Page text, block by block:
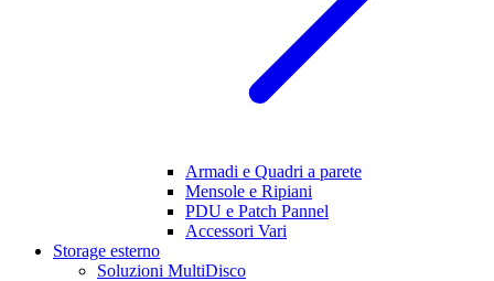
Armadi e Quadri a parete
Mensole e Ripiani
PDU e Patch Pannel
Accessori Vari
Storage esterno
Soluzioni MultiDisco